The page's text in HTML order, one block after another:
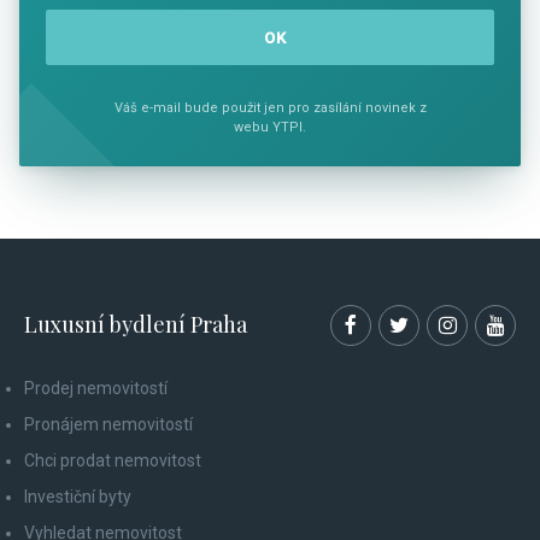
Váš e-mail bude použit jen pro zasílání novinek z
webu YTPI.
Luxusní bydlení Praha
Prodej nemovitostí
Pronájem nemovitostí
Chci prodat nemovitost
Investiční byty
Vyhledat nemovitost